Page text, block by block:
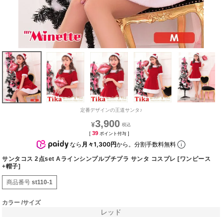
定番デザインの王道サンタ♪
¥3,900
[ 39 ポイント付与 ]
なら 月々1,300円から。分割手数料無料
サンタコス 2点set Aラインシンプルプチプラ サンタ コスプレ [ワンピース
+帽子]
商品番号 st110-1
カラー サイズ
レッド